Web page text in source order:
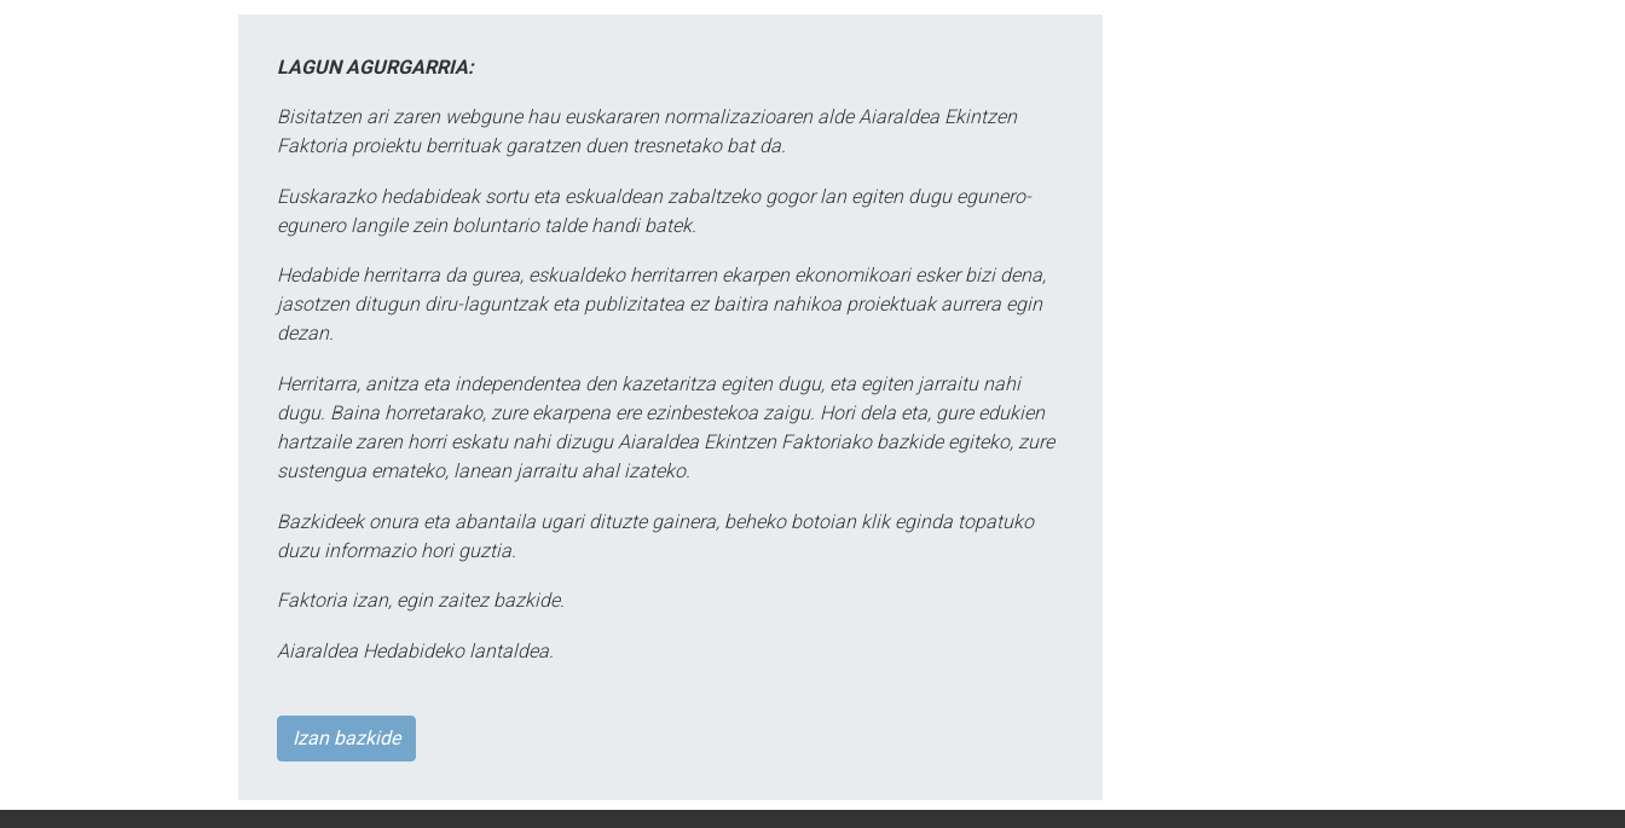
LAGUN AGURGARRIA:
Bisitatzen ari zaren webgune hau euskararen normalizazioaren alde Aiaraldea Ekintzen
Faktoria proiektu berrituak garatzen duen tresnetako bat da.
Euskarazko hedabideak sortu eta eskualdean zabaltzeko gogor lan egiten dugu egunero-
egunero langile zein boluntario talde handi batek.
Hedabide herritarra da gurea, eskualdeko herritarren ekarpen ekonomikoari esker bizi dena,
jasotzen ditugun diru-laguntzak eta publizitatea ez baitira nahikoa proiektuak aurrera egin
dezan.
Herritarra, anitza eta independentea den kazetaritza egiten dugu, eta egiten jarraitu nahi
dugu. Baina horretarako, zure ekarpena ere ezinbestekoa zaigu. Hori dela eta, gure edukien
hartzaile zaren horri eskatu nahi dizugu Aiaraldea Ekintzen Faktoriako bazkide egiteko, zure
sustengua emateko, lanean jarraitu ahal izateko.
Bazkideek onura eta abantaila ugari dituzte gainera, beheko botoian klik eginda topatuko
duzu informazio hori guztia.
Faktoria izan, egin zaitez bazkide.
Aiaraldea Hedabideko lantaldea.
Izan bazkide